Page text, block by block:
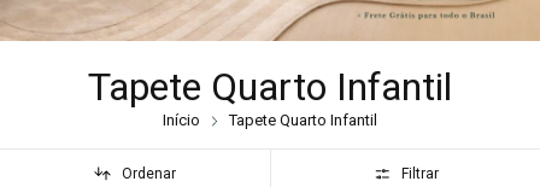
Tapete Quarto Infantil
Início Tapete Quarto Infantil
Ordenar Filtrar